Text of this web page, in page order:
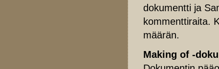
dokumentti ja
kommenttiraita.
määrän.
Making of -